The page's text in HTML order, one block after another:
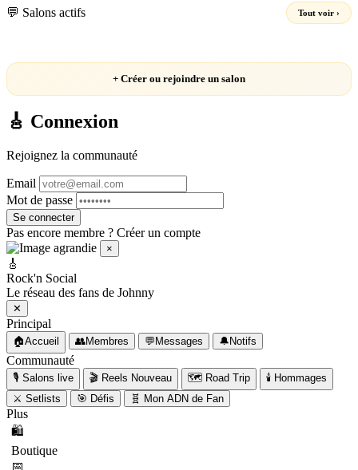
💬 Salons actifs Tout voir ›
+ Créer ou rejoindre un salon
🎸 Connexion
Rejoignez la communauté
Email
Mot de passe
Se connecter
Pas encore membre ? Créer un compte
×
🎸 Messages
Rechercher un fan
💬
🎸
Rock'n Social
Le réseau des fans de Johnny
✕
Principal
🏠Accueil 👥Membres 💬 Messages 🔔 Notifs
Communauté
🎙️ Salons live 🎬 Reels Nouveau 🗺️ Road Trip 🕯️ Hommages
⚔️ Setlists 🎯 Défis 🧬 Mon ADN de Fan
Plus
🛍️
Boutique
📅